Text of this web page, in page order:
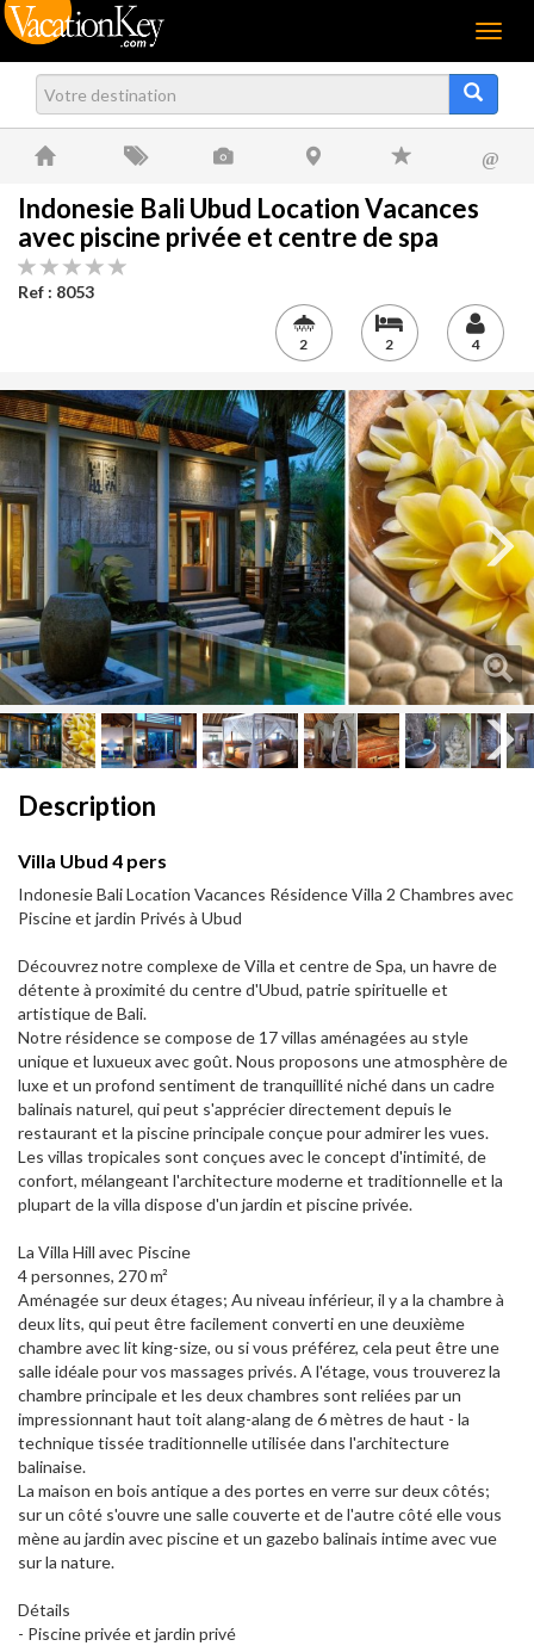
Menu
@
Indonesie Bali Ubud Location Vacances
avec piscine privée et centre de spa
Ref : 8053
2 2 4
Next
Description
Villa Ubud 4 pers
Indonesie Bali Location Vacances Résidence Villa 2 Chambres avec
Piscine et jardin Privés à Ubud
Découvrez notre complexe de Villa et centre de Spa, un havre de
détente à proximité du centre d'Ubud, patrie spirituelle et
artistique de Bali.
Notre résidence se compose de 17 villas aménagées au style
unique et luxueux avec goût. Nous proposons une atmosphère de
luxe et un profond sentiment de tranquillité niché dans un cadre
balinais naturel, qui peut s'apprécier directement depuis le
restaurant et la piscine principale conçue pour admirer les vues.
Les villas tropicales sont conçues avec le concept d'intimité, de
confort, mélangeant l'architecture moderne et traditionnelle et la
plupart de la villa dispose d'un jardin et piscine privée.
La Villa Hill avec Piscine
4 personnes, 270 m²
Aménagée sur deux étages; Au niveau inférieur, il y a la chambre à
deux lits, qui peut être facilement converti en une deuxième
chambre avec lit king-size, ou si vous préférez, cela peut être une
salle idéale pour vos massages privés. A l'étage, vous trouverez la
chambre principale et les deux chambres sont reliées par un
impressionnant haut toit alang-alang de 6 mètres de haut - la
technique tissée traditionnelle utilisée dans l'architecture
balinaise.
La maison en bois antique a des portes en verre sur deux côtés;
sur un côté s'ouvre une salle couverte et de l'autre côté elle vous
mène au jardin avec piscine et un gazebo balinais intime avec vue
sur la nature.
Détails
- Piscine privée et jardin privé